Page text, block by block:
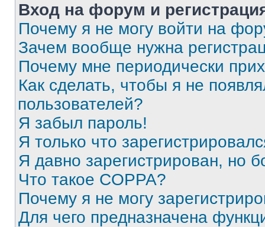
Вход на форум и
Почему я не могу войти на
Зачем вообще нужна
Почему мне периодически
Как сделать, чтобы я не
пользователей?
Я забыл пароль!
Я только что
Я давно зарегистрирован, но
Что такое COPPA?
Почему я не могу
Для чего предназначена